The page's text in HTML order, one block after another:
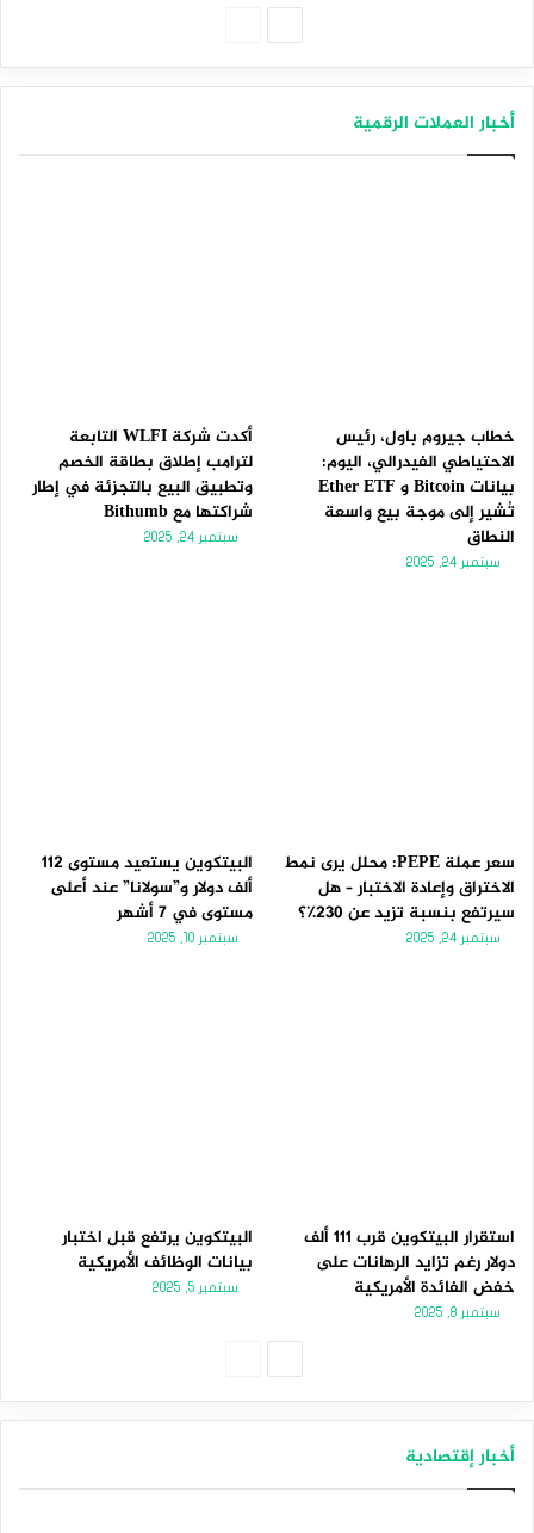
أخبار العملات الرقمية
خطاب جيروم باول، رئيس
الاحتياطي الفيدرالي، اليوم:
بيانات Bitcoin و Ether ETF
تُشير إلى موجة بيع واسعة
النطاق
سبتمبر 24, 2025
أكدت شركة WLFI التابعة
لترامب إطلاق بطاقة الخصم
وتطبيق البيع بالتجزئة في إطار
شراكتها مع Bithumb
سبتمبر 24, 2025
سعر عملة PEPE: محلل يرى نمط
الاختراق وإعادة الاختبار – هل
سيرتفع بنسبة تزيد عن 230٪؟
سبتمبر 24, 2025
البيتكوين يستعيد مستوى 112
ألف دولار و”سولانا” عند أعلى
مستوى في 7 أشهر
سبتمبر 10, 2025
استقرار البيتكوين قرب 111 ألف
دولار رغم تزايد الرهانات على
خفض الفائدة الأمريكية
سبتمبر 8, 2025
البيتكوين يرتفع قبل اختبار
بيانات الوظائف الأمريكية
سبتمبر 5, 2025
أخبار إقتصادية